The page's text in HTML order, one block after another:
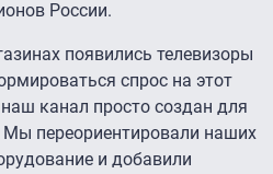
России.
появились телевизоры
спрос на этот
канал просто создан для
переориентировали наших
и добавили